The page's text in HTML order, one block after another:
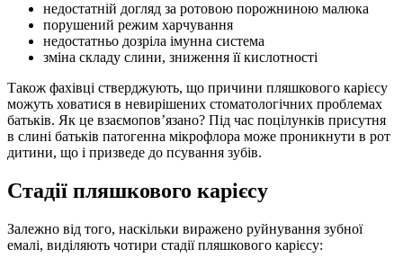
недостатній догляд за ротовою порожниною малюка
порушений режим харчування
недостатньо дозріла імунна система
зміна складу слини, зниження її кислотності
Також фахівці стверджують, що причини пляшкового карієсу
можуть ховатися в невирішених стоматологічних проблемах
батьків. Як це взаємопов’язано? Під час поцілунків присутня
в слині батьків патогенна мікрофлора може проникнути в рот
дитини, що і призведе до псування зубів.
Стадії пляшкового карієсу
Залежно від того, наскільки виражено руйнування зубної
емалі, виділяють чотири стадії пляшкового карієсу: